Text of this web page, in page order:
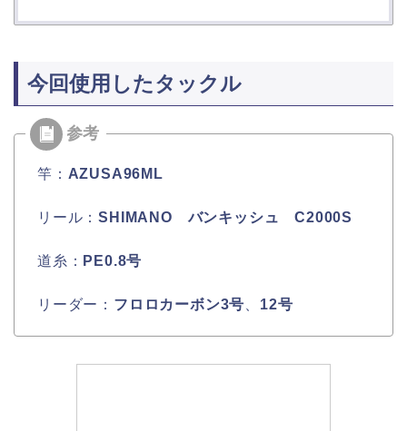
今回使用したタックル
竿： AZUSA96ML
リール：SHIMANO バンキッシュ C2000S
道糸： PE0.8号
リーダー： フロロカーボン3号 12号